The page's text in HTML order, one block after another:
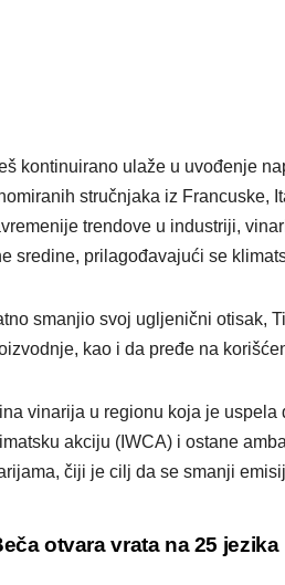
kontinuirano ulaže u uvođenje
stručnjaka iz Francuske,
trendove u industriji,
sredine, prilagođavajući se
smanjio svoj ugljenični otisak,
kao i da pređe na
vinarija u regionu koja je
akciju (IWCA) i ostane
čiji je cilj da se smanji
otvara vrata na 25 jezika